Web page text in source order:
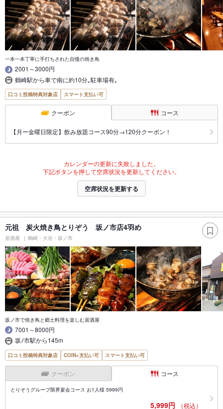
一本一本丁寧に手打ちされた自慢の焼き鳥
2001～3000円
鶴崎駅から車で南に約10分｡駐車場有｡
口コミ投稿特典対象店 スマート支払い可
クーポン コース
【月ー金曜日限定】飲み放題コース90分→120分クーポン！
カレンダーの更新に失敗しました。
下記ボタンを押して空席状況を更新してください。
空席状況を更新する
元祖 炭火焼き鳥とりぞう 坂ノ市店4羽め
居酒屋 鶴崎・大在・坂ノ市
坂ノ市で焼き鳥と郷土料理を楽しむ居酒屋
7001～8000円
坂ﾉ市駅から145m
口コミ投稿特典対象店 COIN+支払い可 スマート支払い可
クーポン コース
とりぞうグループ限界宴会コース お1人様 5999円
5,999円 （税込）